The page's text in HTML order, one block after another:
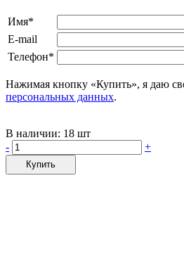
Имя*
E-mail
Телефон*
Нажимая кнопку «Купить», я даю
персональных данных.
В наличии: 18 шт
-
+
Купить